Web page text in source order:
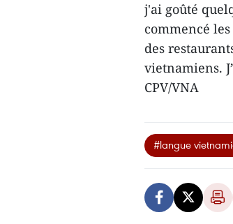
j'ai goûté
commencé
des
vietnamiens.
CPV/VNA
#langue